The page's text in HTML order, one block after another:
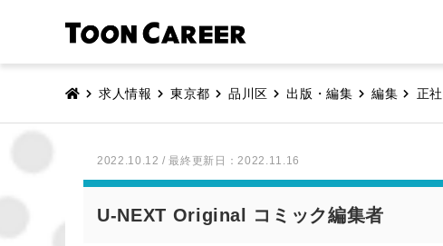
求人情報 東京都 品川区 出版・編集 編集 正
2022.10.12 / 最終更新日：2022.11.16
U-NEXT Original コミック編集者